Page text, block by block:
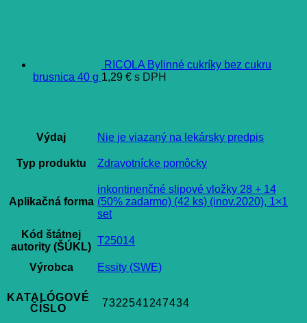
RICOLA Bylinné cukríky bez cukru
brusnica 40 g 1,29 € s DPH
Výdaj Nie je viazaný na lekársky predpis
Typ produktu Zdravotnícke pomôcky
Aplikačná forma
inkontinenčné slipové vložky 28 + 14
(50% zadarmo) (42 ks) (inov.2020), 1×1
set
Kód štátnej
autority (ŠÚKL)
T25014
Výrobca Essity (SWE)
KATALÓGOVÉ
ČÍSLO
7322541247434